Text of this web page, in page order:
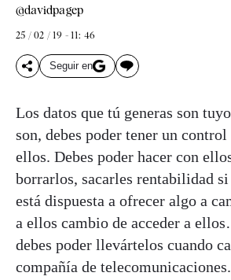
@davidpagep
25 / 02 / 19 - 11: 46
Seguir en
Los datos que tú generas son
son, debes poder tener un
ellos. Debes poder hacer con
borrarlos, sacarles rentabilidad si
está dispuesta a ofrecer algo a
a ellos cambio de acceder a
debes poder llevártelos cuando
compañía de telecomunicaciones.